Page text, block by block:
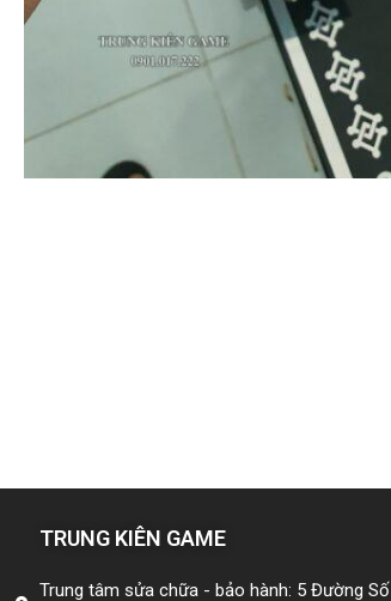
TRUNG KIÊN GAME
Trung tâm sửa chữa - bảo hành: 5 Đường Số